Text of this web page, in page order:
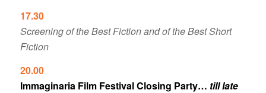
17.30
Screening of the Best Fiction and of the Best Short
Fiction
20.00
Immaginaria Film Festival Closing Party… till late